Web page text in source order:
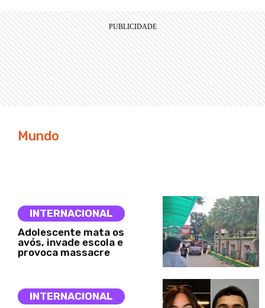
Mundo
INTERNACIONAL
Adolescente mata os
avós, invade escola e
provoca massacre
INTERNACIONAL